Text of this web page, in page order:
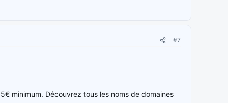
#7
minimum. Découvrez tous les noms de domaines